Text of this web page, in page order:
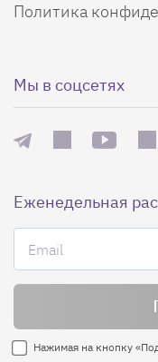
Политика
Мы в соцсетях
Еженедельная
Нажимая на кнопку